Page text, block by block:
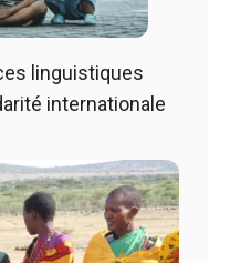
linguistiques
internationale